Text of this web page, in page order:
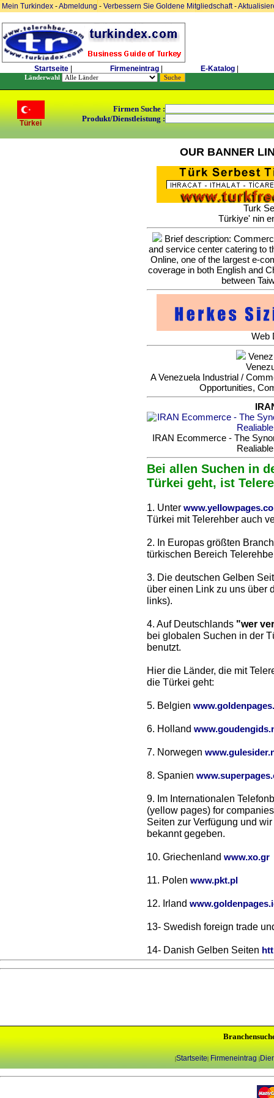
Mein Turkindex -Abmeldung- Verbessern Sie Goldene Mitgliedschaft-
Startseite Firmeneintrag E-Katalog
Länderwahl
Türkei
Firmen Suche :
Produkt/Dienstleistung :
OUR BANNER
Turk
Türkiye' nin
Brief description:
and service center catering to
Online, one of the largest e-
coverage in both English and
between
Web
A Venezuela Industrial /
Opportunities,
IRAN Ecommerce - The
Bei allen Suchen in
Türkei geht, ist
1. Unter
Türkei mit Telerehber auch
2. In Europas größten
türkischen Bereich
3. Die deutschen Gelben
über einen Link zu uns über
links).
4. Auf Deutschlands "wer
bei globalen Suchen in der
benutzt.
Hier die Länder, die mit
die Türkei geht:
5. Belgien
6. Holland
7. Norwegen
8. Spanien
9. Im Internationalen
(yellow pages) for
Seiten zur Verfügung und
bekannt gegeben.
10. Griechenland www.xo.gr
11. Polen www.pkt.pl
12. Irland
13- Swedish foreign trade
14- Danish Gelben Seiten
|Startseite| Firmeneintrag |